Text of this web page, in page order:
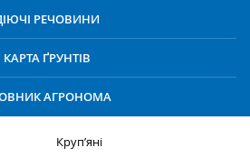
РЕЧОВИНИ
КАРТА ҐРУНТІВ
АГРОНОМА
Круп’яні